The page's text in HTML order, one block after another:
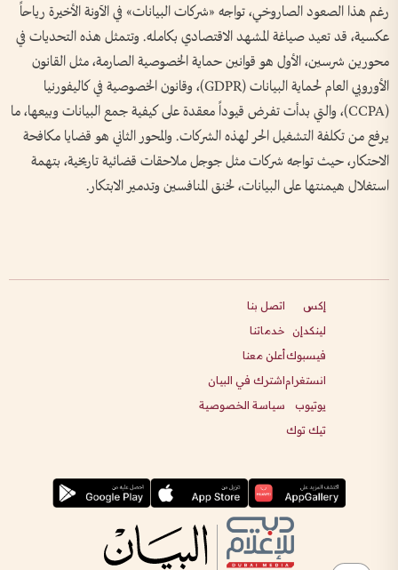
رغم هذا الصعود الصاروخي، تواجه «شركات البيانات» في الآونة الأخيرة رياحاً
عكسية، قد تعيد صياغة المشهد الاقتصادي بكامله. وتتمثل هذه التحديات في
محورين شرسين، الأول هو قوانين حماية الخصوصية الصارمة، مثل القانون
الأوروبي العام لحماية البيانات (GDPR)، وقانون الخصوصية في كاليفورنيا
(CCPA)، والتي بدأت تفرض قيوداً معقدة على كيفية جمع البيانات وبيعها، ما
يرفع من تكلفة التشغيل الحر لهذه الشركات. والمحور الثاني هو قضايا مكافحة
الاحتكار، حيث تواجه شركات مثل جوجل ملاحقات قضائية تاريخية، بتهمة
استغلال هيمنتها على البيانات، لخنق المنافسين وتدمير الابتكار.
إكس
لينكدإن
فيسبوك
انستغرام
يوتيوب
تيك توك
اتصل بنا
خدماتنا
أعلن معنا
اشترك في البيان
سياسة الخصوصية